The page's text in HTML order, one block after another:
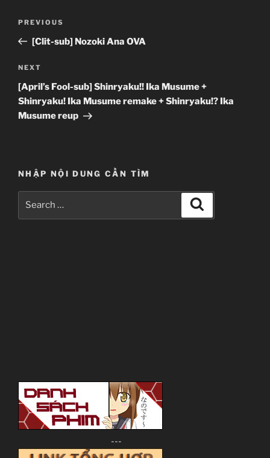
Previous
Post
PREVIOUS
[Clit-sub] Nozoki Ana OVA
Next
Post
NEXT
[April’s Fool-sub] Shinryaku!! Ika Musume +
Shinryaku! Ika Musume remake + Shinryaku!? Ika
Musume reup
NHẬP NỘI DUNG CẦN TÌM
---